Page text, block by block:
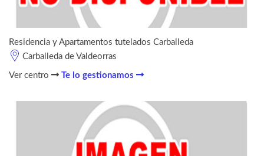
Residencia y Apartamentos tutelados Carballeda
Carballeda de Valdeorras
Ver centro Te lo gestionamos